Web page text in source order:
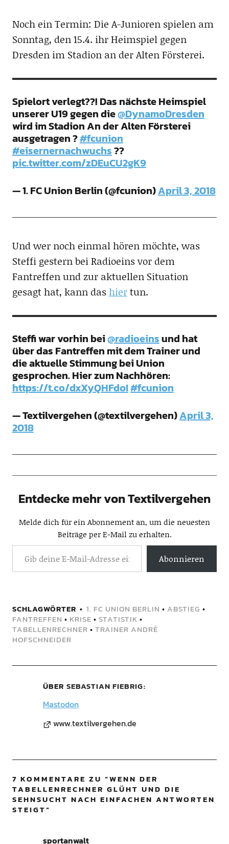
Noch ein Termin: Die A-Junioren spielen am
Sonntag, den 15.4. ihr Heimspiel gegen
Dresden im Stadion an der Alten Försterei.
Spielort verlegt??! Das nächste Heimspiel
unserer U19 gegen die@DynamoDresden
wird im Stadion An der Alten Försterei
ausgetragen ?#fcunion
#eisernernachwuchs??
pic.twitter.com/zDEuCU2gK9
— 1. FC Union Berlin (@fcunion)April 3, 2018
Und wer noch einmal hören möchte, was
Steffi gestern bei Radioeins vor dem
Fantreffen und zur aktuellen Situation
gesagt hat, kann dashiertun.
Steffi war vorhin bei@radioeinsund hat
über das Fantreffen mit dem Trainer und
die aktuelle Stimmung bei Union
gesprochen. Hier zum Nachhören:
https://t.co/dxXyQHFdoI#fcunion
— Textilvergehen (@textilvergehen)April 3,
2018
Entdecke mehr von Textilvergehen
Melde dich für ein Abonnement an, um die neuesten
Beiträge per E-Mail zu erhalten.
Abonnieren
SCHLAGWÖRTER 1. FC UNION BERLIN • ABSTIEG •
FANTREFFEN • KRISE • STATISTIK •
TABELLENRECHNER • TRAINER ANDRÉ
HOFSCHNEIDER
ÜBER SEBASTIAN FIEBRIG
Mastodon
www.textilvergehen.de
7 KOMMENTARE ZU “WENN DER
TABELLENRECHNER GLÜHT UND DIE
SEHNSUCHT NACH EINFACHEN ANTWORTEN
STEIGT”
sportanwalt